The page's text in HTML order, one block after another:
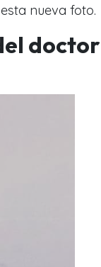
nueva foto.
doctor